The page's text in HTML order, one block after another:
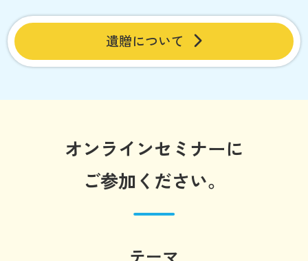
遺贈について
オンラインセミナーに
ご参加ください。
テーマ